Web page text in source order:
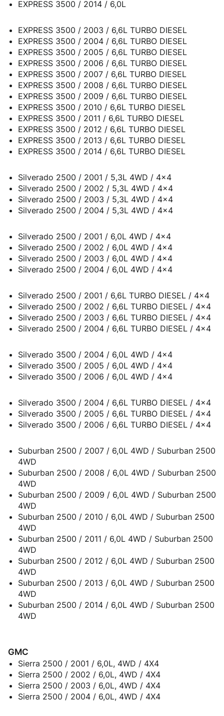
EXPRESS 3500 / 2014 / 6,0L
EXPRESS 3500 / 2003 / 6,6L TURBO DIESEL
EXPRESS 3500 / 2004 / 6,6L TURBO DIESEL
EXPRESS 3500 / 2005 / 6,6L TURBO DIESEL
EXPRESS 3500 / 2006 / 6,6L TURBO DIESEL
EXPRESS 3500 / 2007 / 6,6L TURBO DIESEL
EXPRESS 3500 / 2008 / 6,6L TURBO DIESEL
EXPRESS 3500 / 2009 / 6,6L TURBO DIESEL
EXPRESS 3500 / 2010 / 6,6L TURBO DIESEL
EXPRESS 3500 / 2011 / 6,6L TURBO DIESEL
EXPRESS 3500 / 2012 / 6,6L TURBO DIESEL
EXPRESS 3500 / 2013 / 6,6L TURBO DIESEL
EXPRESS 3500 / 2014 / 6,6L TURBO DIESEL
Silverado 2500 / 2001 / 5,3L 4WD / 4x4
Silverado 2500 / 2002 / 5,3L 4WD / 4x4
Silverado 2500 / 2003 / 5,3L 4WD / 4x4
Silverado 2500 / 2004 / 5,3L 4WD / 4x4
Silverado 2500 / 2001 / 6,0L 4WD / 4x4
Silverado 2500 / 2002 / 6,0L 4WD / 4x4
Silverado 2500 / 2003 / 6,0L 4WD / 4x4
Silverado 2500 / 2004 / 6,0L 4WD / 4x4
Silverado 2500 / 2001 / 6,6L TURBO DIESEL / 4x4
Silverado 2500 / 2002 / 6,6L TURBO DIESEL / 4x4
Silverado 2500 / 2003 / 6,6L TURBO DIESEL / 4x4
Silverado 2500 / 2004 / 6,6L TURBO DIESEL / 4x4
Silverado 3500 / 2004 / 6,0L 4WD / 4x4
Silverado 3500 / 2005 / 6,0L 4WD / 4x4
Silverado 3500 / 2006 / 6,0L 4WD / 4x4
Silverado 3500 / 2004 / 6,6L TURBO DIESEL / 4x4
Silverado 3500 / 2005 / 6,6L TURBO DIESEL / 4x4
Silverado 3500 / 2006 / 6,6L TURBO DIESEL / 4x4
Suburban 2500 / 2007 / 6,0L 4WD / Suburban 2500
4WD
Suburban 2500 / 2008 / 6,0L 4WD / Suburban 2500
4WD
Suburban 2500 / 2009 / 6,0L 4WD / Suburban 2500
4WD
Suburban 2500 / 2010 / 6,0L 4WD / Suburban 2500
4WD
Suburban 2500 / 2011 / 6,0L 4WD / Suburban 2500
4WD
Suburban 2500 / 2012 / 6,0L 4WD / Suburban 2500
4WD
Suburban 2500 / 2013 / 6,0L 4WD / Suburban 2500
4WD
Suburban 2500 / 2014 / 6,0L 4WD / Suburban 2500
4WD
GMC
Sierra 2500 / 2001 / 6,0L, 4WD / 4X4
Sierra 2500 / 2002 / 6,0L, 4WD / 4X4
Sierra 2500 / 2003 / 6,0L, 4WD / 4X4
Sierra 2500 / 2004 / 6,0L, 4WD / 4X4